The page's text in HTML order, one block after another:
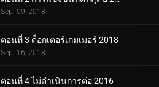
Sep. 09, 2018
ตอนที่ 3 ด็อกเตอร์เกมเมอร์ 2018
Sep. 16, 2018
ตอนที่ 4 ไม่ดำเนินการต่อ 2016